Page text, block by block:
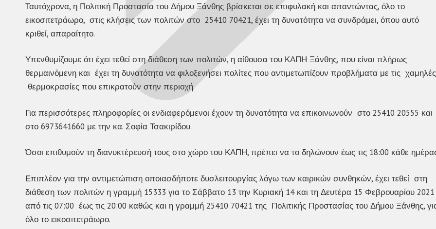
Ταυτόχρονα, η Πολιτική Προστασία του Δήμου Ξάνθης βρίσκεται σε επιφυλακή και απαντώντας, όλο το
εικοσιτετράωρο, στις κλήσεις των πολιτών στο 25410 70421, έχει τη δυνατότητα να συνδράμει, όπου αυτό
κριθεί, απαραίτητο.
Υπενθυμίζουμε ότι έχει τεθεί στη διάθεση των πολιτών, η αίθουσα του ΚΑΠΗ Ξάνθης, που είναι πλήρως
θερμαινόμενη και έχει τη δυνατότητα να φιλοξενήσει πολίτες που αντιμετωπίζουν προβλήματα με τις χαμηλές
θερμοκρασίες που επικρατούν στην περιοχή.
Για περισσότερες πληροφορίες οι ενδιαφερόμενοι έχουν τη δυνατότητα να επικοινωνούν στο 25410 20555 και
στο 6973641660 με την κα. Σοφία Τσακιρίδου.
Όσοι επιθυμούν τη διανυκτέρευσή τους στο χώρο του ΚΑΠΗ, πρέπει να το δηλώνουν έως τις 18:00 κάθε
Επιπλέον για την αντιμετώπιση οποιασδήποτε δυσλειτουργίας λόγω των καιρικών συνθηκών, έχει τεθεί στη
διάθεση των πολιτών η γραμμή 15333 για το Σάββατο 13 την Κυριακή 14 και τη Δευτέρα 15 Φεβρουαρίου 2021
από τις 07:00 έως τις 20:00 καθώς και η γραμμή 25410 70421 της Πολιτικής Προστασίας του Δήμου Ξάνθης,
όλο το εικοσιτετράωρο.